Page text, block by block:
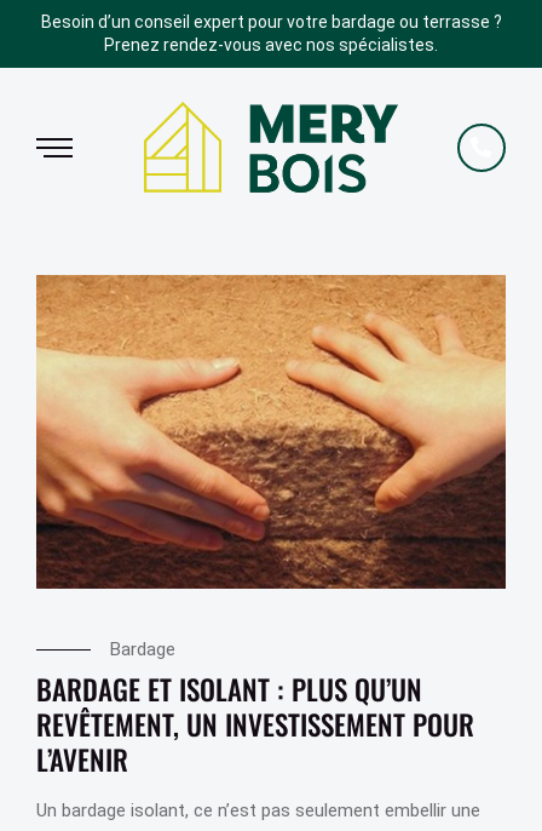
Besoin d’un conseil expert pour votre bardage ou terrasse ?
Prenez rendez-vous avec nos spécialistes.
Bardage
BARDAGE ET ISOLANT : PLUS QU’UN
REVÊTEMENT, UN INVESTISSEMENT POUR
L’AVENIR
Un bardage isolant, ce n’est pas seulement embellir une